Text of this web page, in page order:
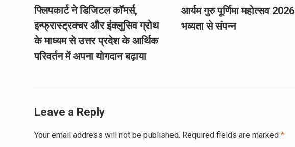
फ्लिपकार्ट ने डिजिटल कॉमर्स,
इन्फ्रास्ट्रक्चर और इंक्लुसिव ग्रोथ
के माध्यम से उत्तर प्रदेश के आर्थिक
परिवर्तन में अपना योगदान बढ़ाया
आर्यम गुरु पूर्णिमा महोत्सव 2026
भव्यता से संपन्न
Leave a Reply
Your email address will not be published. Required fields are marked *